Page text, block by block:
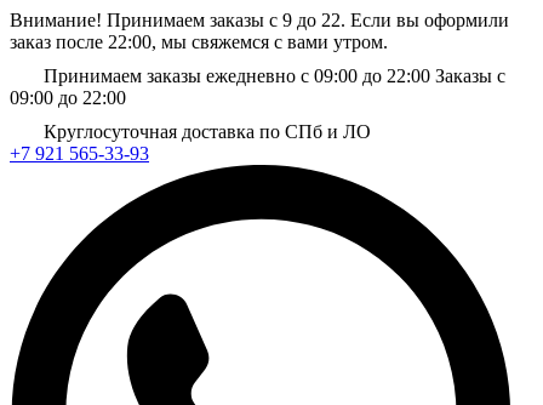
Внимание! Принимаем заказы с 9 до 22. Если вы оформили
заказ после 22:00, мы свяжемся с вами утром.
Принимаем заказы ежедневно с 09:00 до 22:00 Заказы с
09:00 до 22:00
Круглосуточная доставка по СПб и ЛО
+7 921 565-33-93